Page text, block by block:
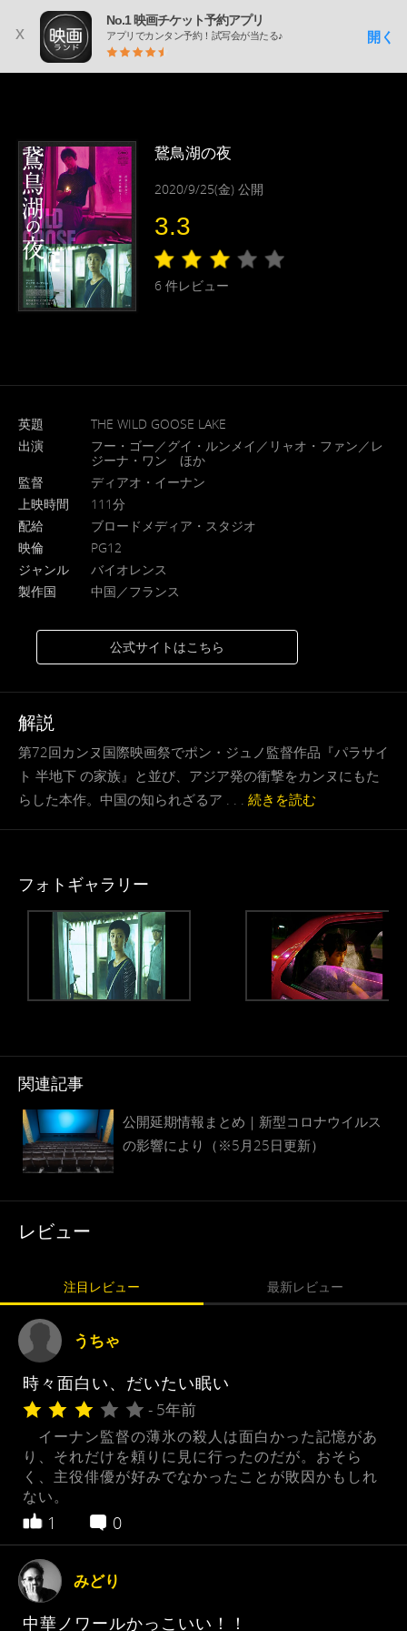
x
No.1 映画チケット予約アプリ
アプリでカンタン予約！試写会が当たる♪ 開く
鵞鳥湖の夜
2020/9/25(金) 公開
3.3
6 件レビュー
英題
THE WILD GOOSE LAKE
出演
フー・ゴー／グイ・ルンメイ／リャオ・ファン／レ
ジーナ・ワン ほか
監督
ディアオ・イーナン
上映時間
111分
配給
ブロードメディア・スタジオ
映倫
PG12
ジャンル
バイオレンス
製作国
中国／フランス
公式サイトはこちら
解説
第72回カンヌ国際映画祭でポン・ジュノ監督作品『パラサイ
ト 半地下 の家族』と並び、アジア発の衝撃をカンヌにもた
らした本作。中国の知られざるア . . . 続きを読む
フォトギャラリー
関連記事
公開延期情報まとめ｜新型コロナウイルス
の影響により（※5月25日更新）
レビュー
注目レビュー 最新レビュー
うちゃ
時々面白い、だいたい眠い
- 5年前
イーナン監督の薄氷の殺人は面白かった記憶があ
り、それだけを頼りに見に行ったのだが。おそら
く、主役俳優が好みでなかったことが敗因かもしれ
ない。
1 0
みどり
中華ノワールかっこいい！！